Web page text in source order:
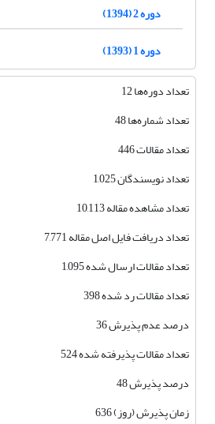
دوره 2 (1394)
دوره 1 (1393)
تعداد دوره‌ها 12
تعداد شماره‌ها 48
تعداد مقالات 446
تعداد نویسندگان 1,025
تعداد مشاهده مقاله 10,113
تعداد دریافت فایل اصل مقاله 7,771
تعداد مقالات ارسال شده 1,095
تعداد مقالات رد شده 398
درصد عدم پذیرش 36
تعداد مقالات پذیرفته شده 524
درصد پذیرش 48
زمان پذیرش (روز) 636